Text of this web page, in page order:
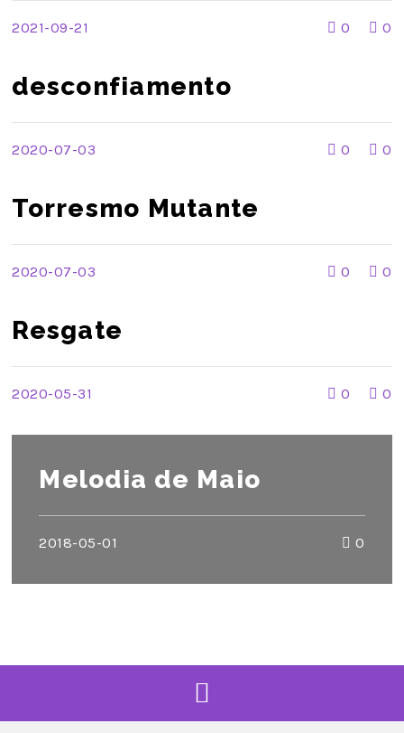
2021-09-21 0 0
desconfiamento
2020-07-03 0 0
Torresmo Mutante
2020-07-03 0 0
Resgate
2020-05-31 0 0
Melodia de Maio
2018-05-01 0